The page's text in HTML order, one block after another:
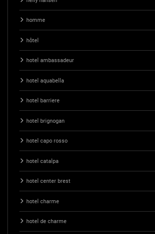
homme
hôtel
hotel ambassadeur
hotel aquabella
hotel barriere
hotel brignogan
hotel capo rosso
hotel catalpa
hotel center brest
hotel charme
hotel de charme